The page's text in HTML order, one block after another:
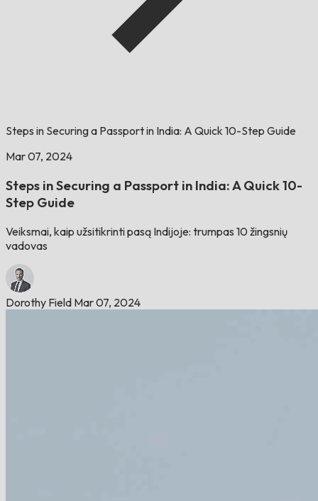
Steps in Securing a Passport in India: A Quick 10-Step Guide
Mar 07, 2024
Steps in Securing a Passport in India: A Quick 10-
Step Guide
Veiksmai, kaip užsitikrinti pasą Indijoje: trumpas 10 žingsnių
vadovas
Dorothy Field Mar 07, 2024